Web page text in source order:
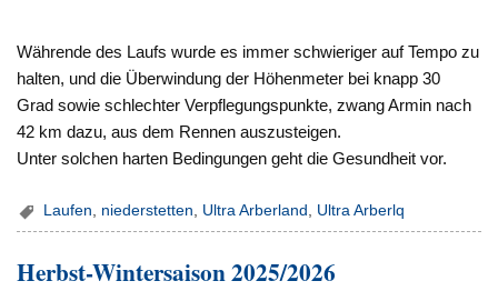
Währende des Laufs wurde es immer schwieriger auf Tempo zu
halten, und die Überwindung der Höhenmeter bei knapp 30
Grad sowie schlechter Verpflegungspunkte, zwang Armin nach
42 km dazu, aus dem Rennen auszusteigen.
Unter solchen harten Bedingungen geht die Gesundheit vor.
Laufen niederstetten Ultra Arberland Ultra Arberlq
Herbst-Wintersaison 2025/2026